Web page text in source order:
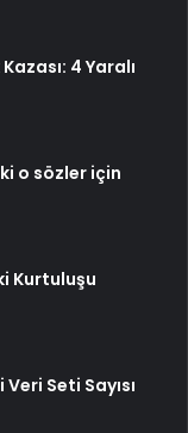
4 Yaralı
o sözler için
Kurtuluşu
Seti Sayısı